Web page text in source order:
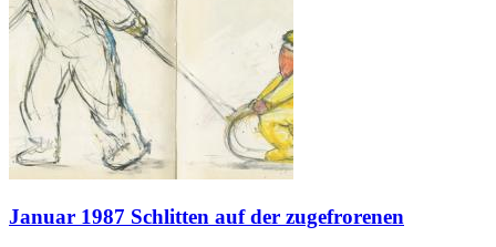
Januar 1987 Schlitten auf der zugefrorenen